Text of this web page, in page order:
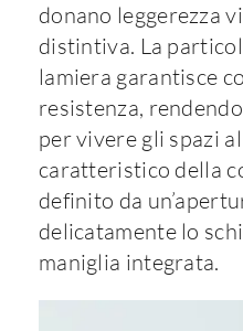
donano leggerezza
distintiva. La
lamiera garantisce
resistenza,
per vivere gli spazi
caratteristico della
definito da
delicatamente lo
maniglia integrata.